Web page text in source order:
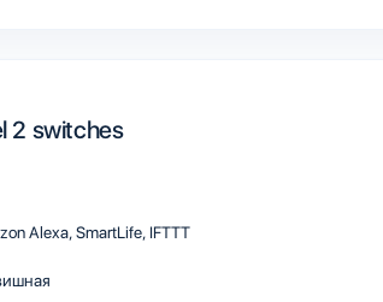
2 switches
AlexaSmartLife IFTTT